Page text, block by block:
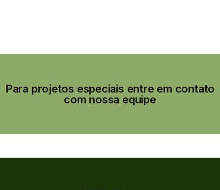
Para projetos especiais entre em contato
com nossa equipe